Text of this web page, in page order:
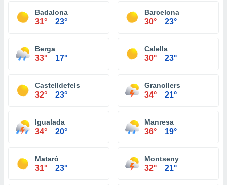
Badalona
31° 23°
Barcelona
30° 23°
Berga
33° 17°
Calella
30° 23°
Castelldefels
32° 23°
Granollers
34° 21°
Igualada
34° 20°
Manresa
36° 19°
Mataró
31° 23°
Montseny
32° 21°